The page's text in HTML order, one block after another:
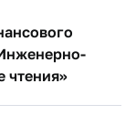
чтения»